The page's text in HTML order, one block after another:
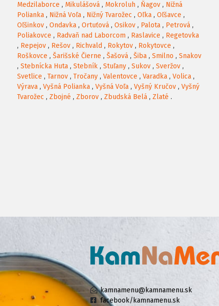
Medzilaborce , Mikulášová , Mokroluh , Ňagov , Nižná
Polianka , Nižná Voľa , Nižný Tvarožec , Oľka , Oľšavce ,
Oľšinkov , Ondavka , Ortuťová , Osikov , Palota , Petrová ,
Poliakovce , Radvaň nad Laborcom , Raslavice , Regetovka
, Repejov , Rešov , Richvald , Rokytov , Rokytovce ,
Roškovce , Šarišské Čierne , Šašová , Šiba , Smilno , Snakov
, Stebnícka Huta , Stebník , Stuľany , Sukov , Sveržov ,
Svetlice , Tarnov , Tročany , Valentovce , Varadka , Volica ,
Výrava , Vyšná Polianka , Vyšná Voľa , Vyšný Kručov , Vyšný
Tvarožec , Zbojné , Zborov , Zbudská Belá , Zlaté .
kamnamenu@kamnamenu.sk
facebook/kamnamenu.sk